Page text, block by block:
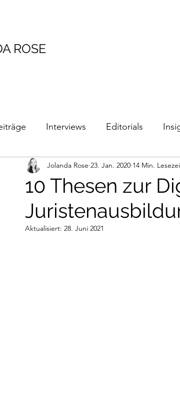
ROSE
Interviews Editorials
10 Thesen zur
Jolanda Rose 23. Jan. 2020 14 Min.
Aktualisiert: 28. Juni 2021